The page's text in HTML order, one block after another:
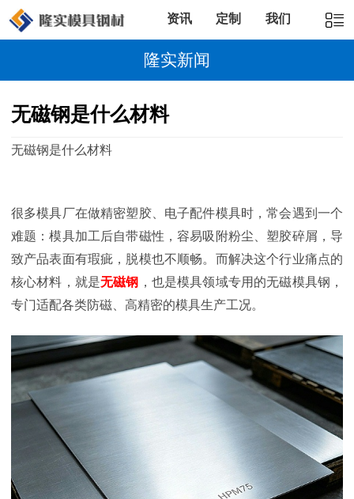
资讯 定制 我们
隆实新闻
无磁钢是什么材料
无磁钢是什么材料
很多模具厂在做精密塑胶、电子配件模具时，常会遇到一个
难题：模具加工后自带磁性，容易吸附粉尘、塑胶碎屑，导
致产品表面有瑕疵，脱模也不顺畅。而解决这个行业痛点的
核心材料，就是无磁钢 ，也是模具领域专用的无磁模具钢，
专门适配各类防磁、高精密的模具生产工况。